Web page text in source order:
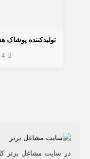
4 سال قبل
در سایت مشاغل برتر